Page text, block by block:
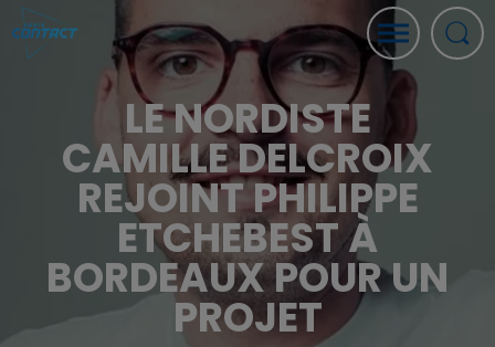
LE NORDISTE
CAMILLE DELCROIX
REJOINT PHILIPPE
ETCHEBEST À
BORDEAUX POUR UN
PROJET